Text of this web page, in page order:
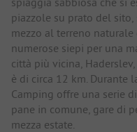
piazzole su prato del
mezzo al terreno
numerose siepi per una
città più vicina,
è di circa 12 km. Durante
Camping offre una serie
pane in comune, gare di
mezza estate.